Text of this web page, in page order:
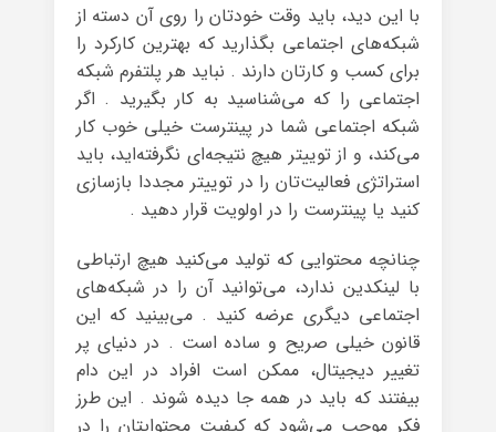
با این دید، باید وقت خودتان را روی آن دسته از
شبکه‌های اجتماعی بگذارید که بهترین کارکرد را
برای کسب و کارتان دارند . نباید هر پلتفرم شبکه‌
اجتماعی را که می‌شناسید به کار بگیرید . اگر
شبکه‌ اجتماعی شما در پینترست خیلی خوب کار
می‌کند، و از توییتر هیچ نتیجه‌ای نگرفته‌اید، باید
استراتژی فعالیت‌تان را در توییتر مجددا بازسازی
کنید یا پینترست را در اولویت قرار دهید .
چنانچه محتوایی که تولید می‌کنید هیچ ارتباطی
با لینکدین ندارد، می‌توانید آن را در شبکه‌های
اجتماعی دیگری عرضه کنید . می‌بینید که این
قانون خیلی صریح و ساده است . در دنیای پر
تغییر دیجیتال، ممکن است افراد در این دام
بیفتند که باید در همه جا دیده شوند . این طرز
فکر موجب می‌شود که کیفیت محتوایتان را در